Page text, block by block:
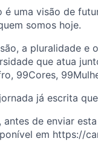
é uma visão de
somos hoje.
a pluralidade e
que atua
99Cores,
já escrita
antes de enviar
em https://